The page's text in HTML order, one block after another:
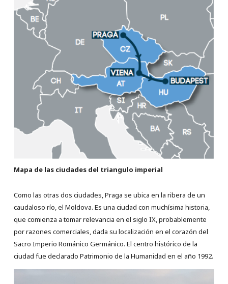
Mapa de las ciudades del triangulo imperial
Como las otras dos ciudades, Praga se ubica en la ribera de un
caudaloso río, el Moldova. Es una ciudad con muchísima historia,
que comienza a tomar relevancia en el siglo IX, probablemente
por razones comerciales, dada su localización en el corazón del
Sacro Imperio Románico Germánico. El centro histórico de la
ciudad fue declarado Patrimonio de la Humanidad en el año 1992.